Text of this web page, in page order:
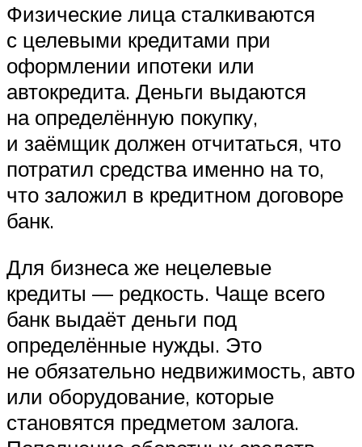
Физические лица сталкиваются
с целевыми кредитами при
оформлении ипотеки или
автокредита. Деньги выдаются
на определённую покупку,
и заёмщик должен отчитаться, что
потратил средства именно на то,
что заложил в кредитном договоре
банк.
Для бизнеса же нецелевые
кредиты — редкость. Чаще всего
банк выдаёт деньги под
определённые нужды. Это
не обязательно недвижимость, авто
или оборудование, которые
становятся предметом залога.